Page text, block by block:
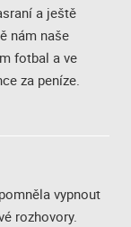
a ještě
nám naše
fotbal a ve
za peníze.
vypnout
rozhovory.